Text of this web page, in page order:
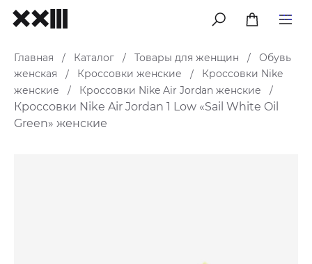
меню
Главная / Каталог / Товары для женщин /
Обувь
женская
/ Кроссовки женские /
Кроссовки Nike
женские
/ Кроссовки Nike Air Jordan женские /
Кроссовки Nike Air Jordan 1 Low «Sail White Oil
Green» женские